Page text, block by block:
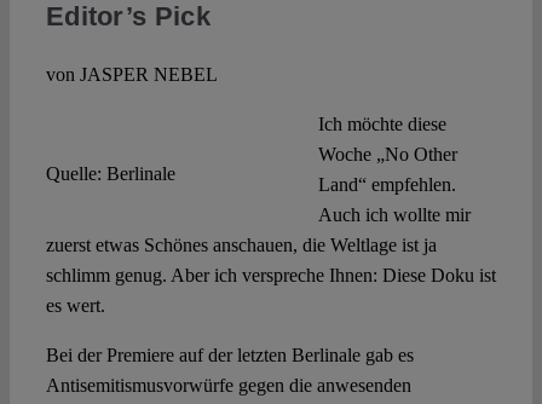
Editor’s Pick
von JASPER NEBEL
Quelle: Berlinale
Ich möchte diese
Woche „No Other
Land“ empfehlen.
Auch ich wollte mir
zuerst etwas Schönes anschauen, die Weltlage ist ja
schlimm genug. Aber ich verspreche Ihnen: Diese Doku ist
es wert.
Bei der Premiere auf der letzten Berlinale gab es
Antisemitismusvorwürfe gegen die anwesenden